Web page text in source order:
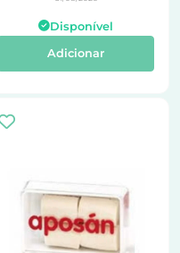
Disponível
Adicionar